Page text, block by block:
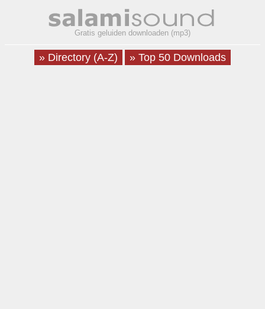
Gratis geluiden downloaden (mp3)
» Directory (A-Z) » Top 50 Downloads